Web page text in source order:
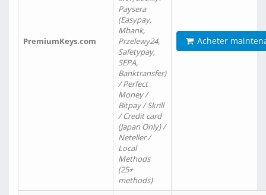
PremiumKeys.com
Paysera
(Easypay,
Mbank,
Przelewy24,
Safetypay,
SEPA,
Banktransfer)
/ Perfect
Money /
Bitpay / Skrill
/ Credit card
(Japan Only) /
Neteller /
Local
Methods
(25+
methods)
Acheter